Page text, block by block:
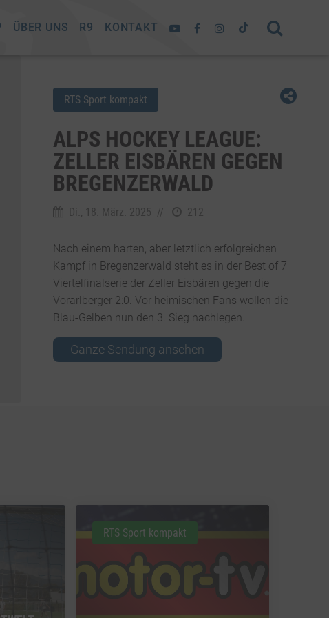
ÜBER UNS R9 KONTAKT
RTS Sport kompakt
ALPS HOCKEY LEAGUE:
ZELLER EISBÄREN GEGEN
BREGENZERWALD
Di., 18. März. 2025 // 212
Nach einem harten, aber letztlich erfolgreichen
Kampf in Bregenzerwald steht es in der Best of 7
Viertelfinalserie der Zeller Eisbären gegen die
Vorarlberger 2:0. Vor heimischen Fans wollen die
Blau-Gelben nun den 3. Sieg nachlegen.
Ganze Sendung ansehen
RTS Sport kompakt